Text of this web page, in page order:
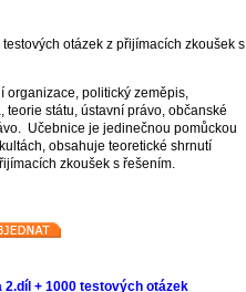
otázek z přijímacích zkoušek s
organizace, politický zeměpis,
státu, ústavní právo, občanské
Učebnice je jedinečnou pomůckou
obsahuje teoretické shrnutí
zkoušek s řešením.
+ 1000 testových otázek